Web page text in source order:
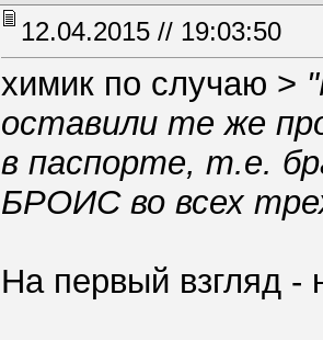
12.04.2015 // 19:03:50
химик по случаю >
оставили те же
в паспорте, т.е.
БРОИС во всех
На первый взгляд -